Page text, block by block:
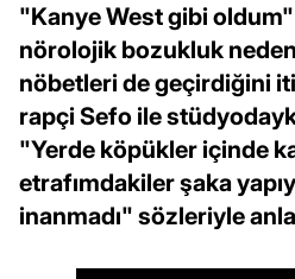
"Kanye West gibi
nörolojik bozukluk
nöbetleri de geçirdiğini
rapçi Sefo ile
"Yerde köpükler içinde
etrafımdakiler şaka
inanmadı" sözleriyle